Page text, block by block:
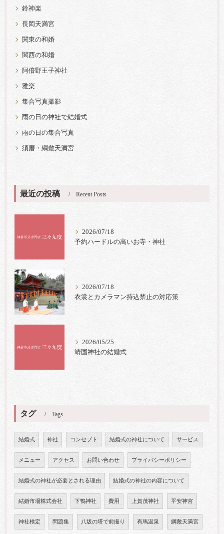
鈴神楽
長岡天満宮
関東の和婚
関西の和婚
阿倍野王子神社
雅楽
集合写真撮影
雨の日の神社で結婚式
雨の日の集合写真
須磨・綱敷天満宮
最近の投稿 Recent Posts
2026/07/18
予約ハードルの高いお寺・神社
2026/07/18
衣裳とカメラマン持込禁止の対応策
2026/05/25
靖国神社の結婚式
タグ Tags
結婚式 神社 コンセプト 結婚式の神社について サービス
メニュー アクセス お問い合わせ プライバシーポリシー
結婚式の神社が必要とされる理由 結婚式の神社の内容について
結婚市場株式会社 下鴨神社 費用 上賀茂神社 平安神宮
神社検定 問題集 八坂の塔で前撮り 有馬温泉 綱敷天満宮